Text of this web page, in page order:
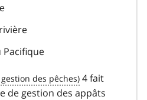
4 fait
de gestion des appâts